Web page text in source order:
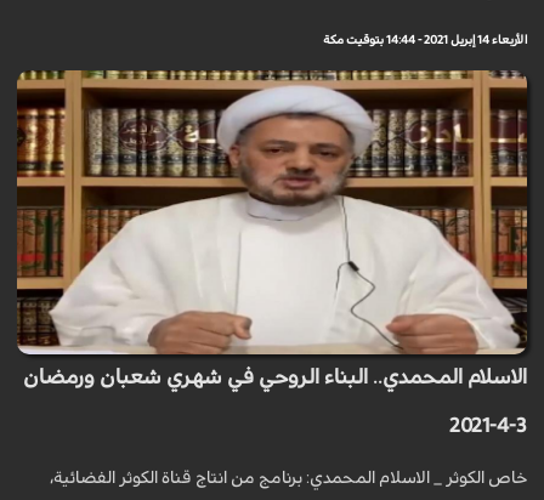
الأربعاء 14 إبريل 2021 - 14:44 بتوقيت مكة
الاسلام المحمدي.. البناء الروحي في شهري شعبان ورمضان
3-4-2021
خاص الكوثر _ الاسلام المحمدي: برنامج من انتاج قناة الكوثر الفضائية،